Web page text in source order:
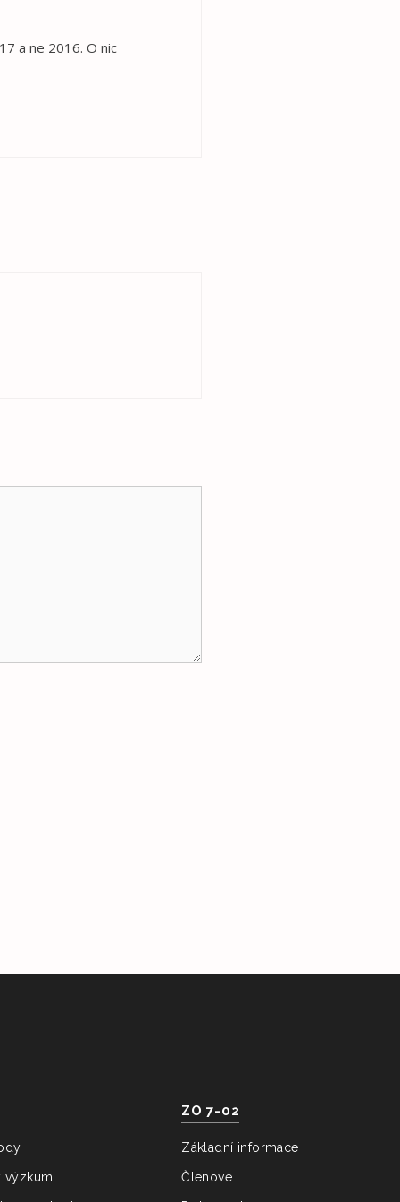
a ne 2016. O nic
výzkum
ZO 7-02
Základní informace
Členové